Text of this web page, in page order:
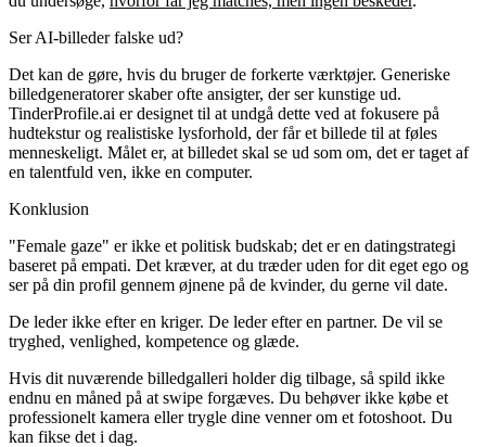
Ser AI-billeder falske ud?
Det kan de gøre, hvis du bruger de forkerte værktøjer. Generiske
billedgeneratorer skaber ofte ansigter, der ser kunstige ud.
TinderProfile.ai er designet til at undgå dette ved at fokusere på
hudtekstur og realistiske lysforhold, der får et billede til at føles
menneskeligt. Målet er, at billedet skal se ud som om, det er taget af
en talentfuld ven, ikke en computer.
Konklusion
"Female gaze" er ikke et politisk budskab; det er en datingstrategi
baseret på empati. Det kræver, at du træder uden for dit eget ego og
ser på din profil gennem øjnene på de kvinder, du gerne vil date.
De leder ikke efter en kriger. De leder efter en partner. De vil se
tryghed, venlighed, kompetence og glæde.
Hvis dit nuværende billedgalleri holder dig tilbage, så spild ikke
endnu en måned på at swipe forgæves. Du behøver ikke købe et
professionelt kamera eller trygle dine venner om et fotoshoot. Du
kan fikse det i dag.